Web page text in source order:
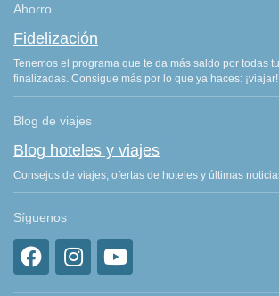
Ahorro
Fidelización
Tenemos el programa que te da más saldo por todas
finalizadas. Consigue más por lo que ya haces: ¡viajar!
Blog de viajes
Blog hoteles y viajes
Consejos de viajes, ofertas de hoteles y últimas
Síguenos